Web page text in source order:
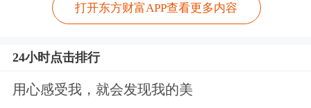
卫星的发射部署。这些卫星好比天空中
用户提供“无处不在”的互联网接入等
信服务。
打开东方财富APP查看更多内容
24小时点击排行
用心感受我，就会发现我的美